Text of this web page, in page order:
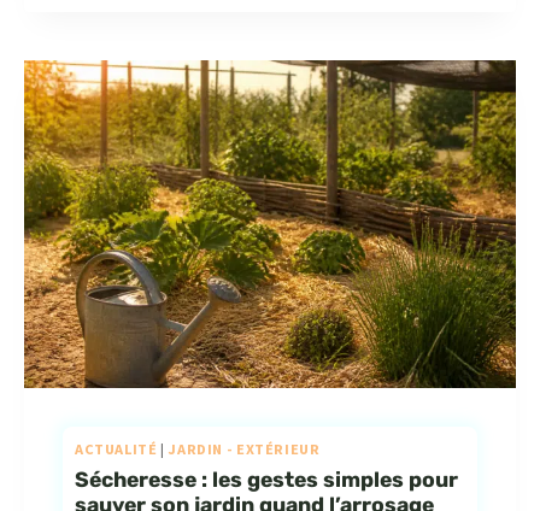
ACTUALITÉ | JARDIN - EXTÉRIEUR
Sécheresse : les gestes simples pour
sauver son jardin quand l’arrosage